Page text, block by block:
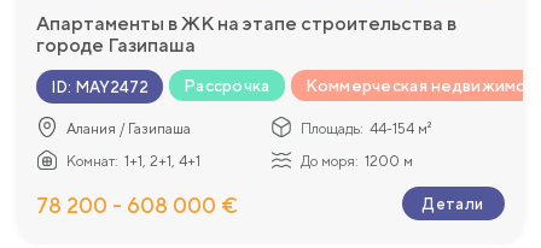
Апартаменты в ЖК на этапе строительства в
городе Газипаша
ID: MAY2472 Рассрочка Коммерческая
Алания / Газипаша Площадь: 44-154 м²
Комнат: 1+1, 2+1, 4+1 До моря: 1200 м
78 200 - 608 000 € Детали